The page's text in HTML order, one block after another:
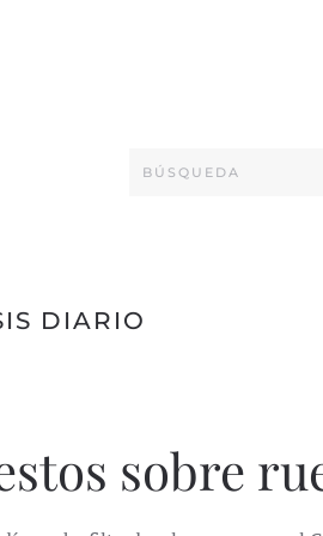
DIARIO
sobre